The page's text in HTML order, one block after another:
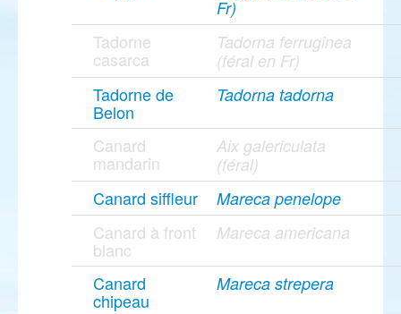
Fr)
Tadorne
casarca
Tadorna ferruginea
(féral en Fr)
Tadorne de
Belon
Tadorna tadorna
Canard
mandarin
Aix galericulata
(féral)
Canard siffleur Mareca penelope
Canard à front
blanc
Mareca americana
Canard
chipeau
Mareca strepera